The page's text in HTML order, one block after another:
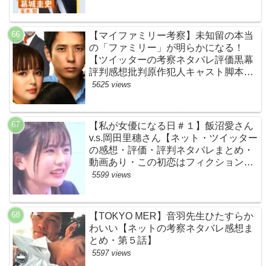
【マイファミリー考察】未知留の本当
の「ファミリー」が明らかになる！
【ツイッターの考察ネタバレ評価黒幕
評判感想批判原作犯人キャスト脚本あ
らすじ伏線まとめ】
5625 views
【私が女優になる日＃１】飯沼愛さん
v.s.岡田里穗さん【ネット・ツイッター
の感想・評価・評判ネタバレまとめ・
動画あり・この初恋はフィクションで
す・初恋Ｆ】
5599 views
【TOKYO MER】音羽先生ひたすらか
わいい【ネットの考察ネタバレ感想ま
とめ・第５話】
5597 views